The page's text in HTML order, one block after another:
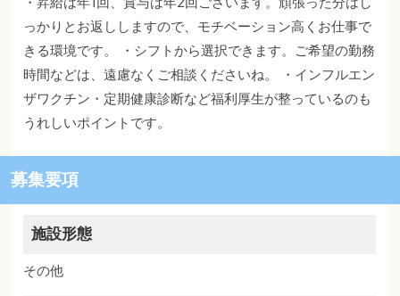
っかりとお返ししますので、モチベーション高くお仕事で
きる環境です。 ・シフトから選択できます。ご希望の勤務
時間などは、遠慮なくご相談くださいね。 ・インフルエン
ザワクチン・定期健康診断など福利厚生が整っているのも
うれしいポイントです。
募集要項
施設形態
その他